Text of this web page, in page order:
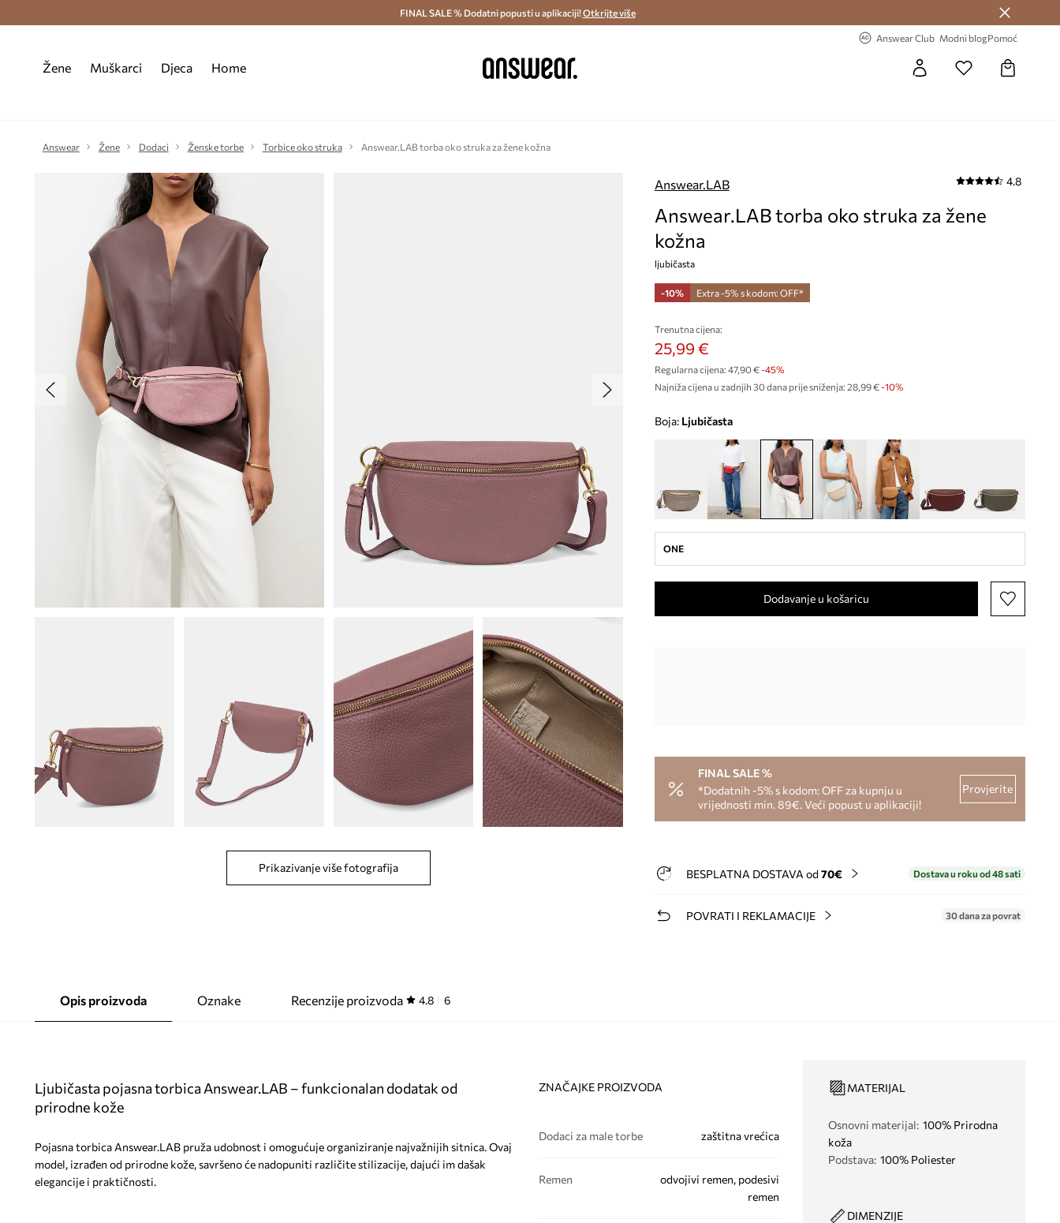
Besplatna dostava i povrat (od 70€) > Dostava u roku 48 sati >
FINAL SALE % Dodatni popusti u aplikaciji!Otkrijte više
Answear Club Modni blogPomoć
Žene Muškarci Djeca Home
Answear Žene Dodaci Ženske torbe Torbice oko struka Answear.LAB torba oko struka za žene kožna
Prikazivanje više fotografija
Answear.LAB 4.8
Answear.LAB torba oko struka za žene
kožna
ljubičasta
-10% Extra -5% s kodom: OFF*
Trenutna cijena:
25,99 €
Regularna cijena: 47,90 €-45%
Najniža cijena u zadnjih 30 dana prije sniženja: 28,99 € -10%
Boja: ljubičasta
ONE
Dodavanje u košaricu
FINAL SALE %
*Dodatnih -5% s kodom: OFF za kupnju u
vrijednosti min. 89€. Veći popust u aplikaciji!
Provjerite
BESPLATNA DOSTAVA od 70€ Dostava u roku od 48 sati
POVRATI I REKLAMACIJE 30 dana za povrat
Opis proizvoda Oznake Recenzije proizvoda 4.8 6
Ljubičasta pojasna torbica Answear.LAB – funkcionalan dodatak od
prirodne kože
Pojasna torbica Answear.LAB pruža udobnost i omogućuje organiziranje najvažnijih sitnica. Ovaj
model, izrađen od prirodne kože, savršeno će nadopuniti različite stilizacije, dajući im dašak
elegancije i praktičnosti.
ZNAČAJKE PROIZVODA
Dodaci za male torbe zaštitna vrećica
Remen
odvojivi remen, podesivi
remen
MATERIJAL
Osnovni materijal: 100% Prirodna
koža
Podstava: 100% Poliester
DIMENZIJE